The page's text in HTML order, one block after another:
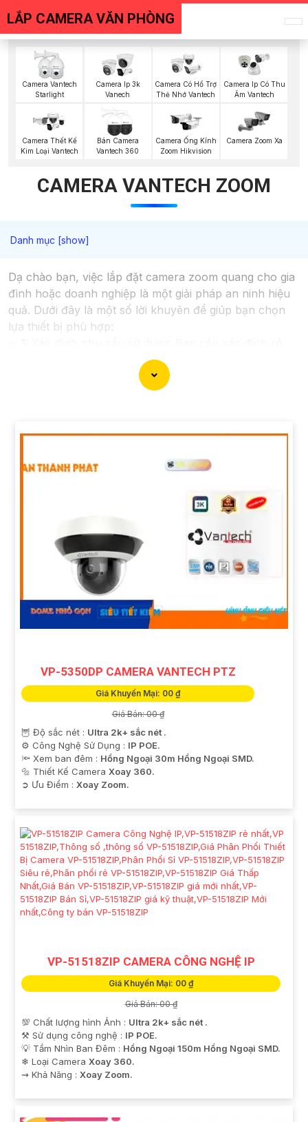
LẮP CAMERA VĂN PHÒNG
Camera Vantech
Starlight
Camera Ip 3k
Vanech
Camera Có Hổ Trợ
Thẻ Nhớ Vantech
Camera Ip Có Thu
Âm Vantech
Camera Thết Kế
Kim Loại Vantech
Bán Camera
Vantech 360
Camera Ống Kính
Zoom Hikvision
Camera Zoom Xa
CAMERA VANTECH ZOOM
Dạ chào bạn, việc lắp đặt camera zoom quang cho gia
đình hoặc doanh nghiệp là một giải pháp an ninh hiệu
quả. Dưới đây là một số lời khuyên để giúp bạn chọn
lựa thiết bị phù hợp:
mục đích sử dụng camera, vùng cần quan sát để chọn
loại camera có khả năng zoom phù hợp.
Chọn chất lượng hình ảnh: Camera zoom
xoay, nghiêng (pan-tilt-zoom) để dễ dàng điều chỉnh
hướng quan sát từ xa.
Chọn hãng camera uy tín: Lựa chọn camera của
ổn hơn
chất lượng và
Tư vấn từ chuyên gia: Nếu cần, bạn có thể tìm
kiếm sự tư vấn từ các chuyên gia hoặc các đơn vị cung
cấp dịch vụ lắp đặt camera an ninh.
Thông tin và tư vấn trên đây có thể giúp bạn có cái
nhìn tổng quan về việc lắp đặt camera zoom quang.
Nếu bạn cần thêm thông tin hoặc hỗ trợ, hãy cho mình
VP-5350DP CAMERA VANTECH PTZ
Giá Khuyến Mại: 00 ₫
Giá Bán: 00 ₫
🦉 Độ sắc nét : Ultra 2k+ sắc nét .
⚙ Công Nghệ Sử Dụng : IP POE.
🔦 Xem ban đêm : Hồng Ngoại 30m Hồng Ngoại SMD.
🔩 Thiết Kế Camera Xoay 360.
️➲ Ưu Điểm : Xoay Zoom.
VP-51518ZIP CAMERA CÔNG NGHỆ IP
Giá Khuyến Mại: 00 ₫
Giá Bán: 00 ₫
💯 Chất lượng hình Ảnh : Ultra 2k+ sắc nét .
⚒ Sử dụng công nghệ : IP POE.
💡 Tầm Nhìn Ban Đêm : Hồng Ngoại 150m Hồng Ngoại SMD.
❄ Loại Camera Xoay 360.
️⇝ Khả Năng : Xoay Zoom.